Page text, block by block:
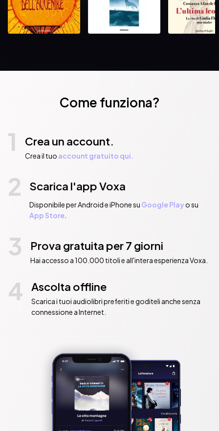
Come funziona?
1 Crea un account.
Crea il tuo account gratuito qui.
2 Scarica l'app Voxa
Disponibile per Android e iPhone su Google Playo su
App Store.
3 Prova gratuita per 7 giorni
Hai accesso a 100.000 titoli e all'intera esperienza Voxa.
4 Ascolta offline
Scarica i tuoi audiolibri preferiti e goditeli anche senza
connessione a Internet.